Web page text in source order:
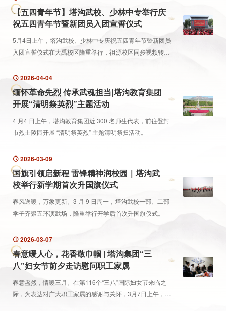
【五四青年节】塔沟武校、少林中专举行庆
祝五四青年节暨新团员入团宣誓仪式
5月4日上午，塔沟武校、少林中专庆祝五四青年节暨新团员
入团宣誓仪式在大禹校区隆重举行，祖源校区同步视频转
青年团的庄严时刻。
2026-04-04
缅怀革命先烈 传承武魂担当|塔沟教育集团
开展“清明祭英烈”主题活动
4 月4 日上午，塔沟教育集团近 300 名师生代表，前往登封
市烈士陵园开展 “清明祭英烈” 主题清明祭扫活动。
2026-03-09
国旗引领启新程 雷锋精神润校园｜塔沟武
校举行新学期首次升国旗仪式
春风送暖，万象更新。3 月 9 日周一，塔沟武校一部、二部
学子齐聚五环演武场，隆重举行开学后首次升国旗仪式。
2026-03-07
春意暖人心，花香敬巾帼 | 塔沟集团“三
八”妇女节前夕走访慰问职工家属
春意盎然，情暖三月。在第116个“三八”国际妇女节来临之
际，为表达对广大职工家属的感谢与关怀，3月7日上午，塔